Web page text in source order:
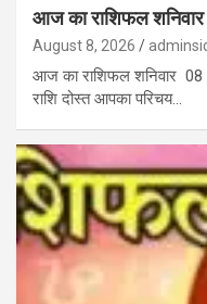
आज का राशिफल
August 8, 2026
आज का राशिफल शनिवार
राशि दोस्त आपका परिचय…